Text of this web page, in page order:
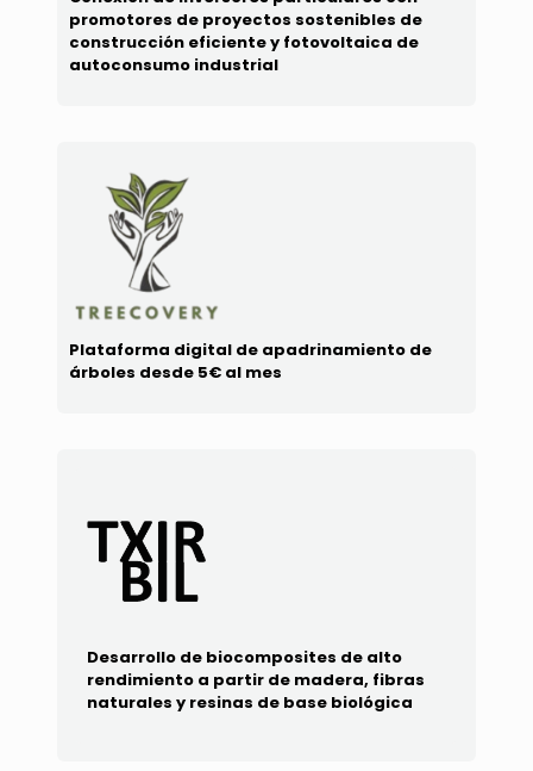
promotores de proyectos sostenibles de
construcción eficiente y fotovoltaica de
autoconsumo industrial
Plataforma digital de apadrinamiento de
árboles desde 5€ al mes
Desarrollo de biocomposites de alto
rendimiento a partir de madera, fibras
naturales y resinas de base biológica